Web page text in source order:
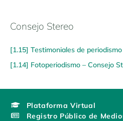
Consejo Stereo
[1.15] Testimoniales de
[1.14] Fotoperiodismo – Consejo
Plataforma Virtual
Registro Público de